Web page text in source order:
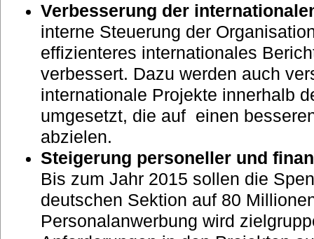
Verbesserung der
interne Steuerung der
effizienteres internationales
verbessert. Dazu werden auch
internationale Projekte innerhalb
umgesetzt, die auf einen
abzielen.
Steigerung personeller und
Bis zum Jahr 2015 sollen die
deutschen Sektion auf 80
Personalanwerbung wird